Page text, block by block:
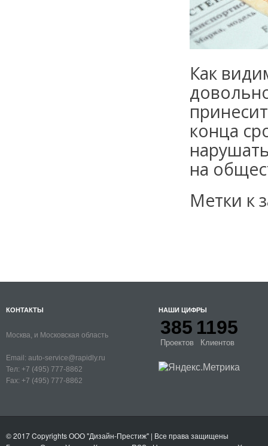
Как
конца
на
Метки к
КОНТАКТЫ
Москва, и Московская область
Email: auto-service@rapidly.ru
Тел: +7 (495) 777-8862
Fax: +7 (495) 777-8862
НАШИ ЦИФРЫ
385
Проектов
1195
Клиентов
© 2017 CopyrightsООО "Дизайн-Престиж" | Все права защищены